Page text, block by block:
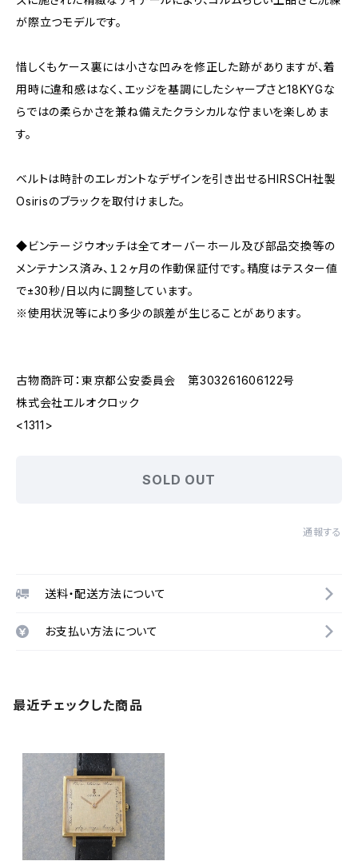
が際立つモデルです。
惜しくもケース裏には小さな凹みを修正した跡がありますが、着
用時に違和感はなく、エッジを基調にしたシャープさと18KYGな
らではの柔らかさを兼ね備えたクラシカルな佇まいを楽しめま
す。
ベルトは時計のエレガントなデザインを引き出せるHIRSCH社製
Osirisのブラックを取付けました。
◆ビンテージウオッチは全てオーバーホール及び部品交換等の
メンテナンス済み、１２ヶ月の作動保証付です。精度はテスター値
で±30秒/日以内に調整しています。
※使用状況等により多少の誤差が生じることがあります。
古物商許可：東京都公安委員会 第303261606122号
株式会社エルオクロック
<1311>
SOLD OUT
通報する
送料・配送方法について
お支払い方法について
最近チェックした商品